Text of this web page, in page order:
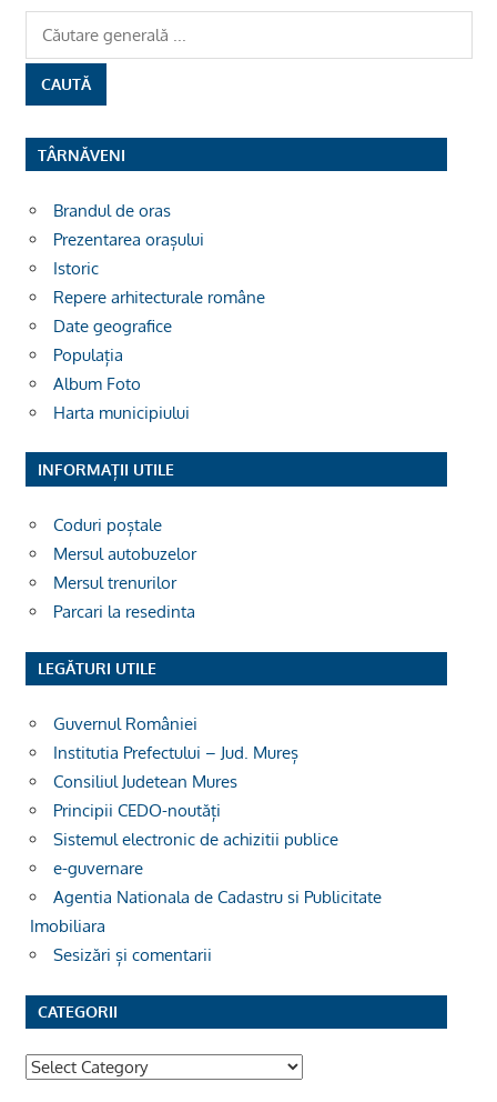
TÂRNĂVENI
Brandul de oras
Prezentarea orașului
Istoric
Repere arhitecturale române
Date geografice
Populația
Album Foto
Harta municipiului
INFORMAȚII UTILE
Coduri poștale
Mersul autobuzelor
Mersul trenurilor
Parcari la resedinta
LEGĂTURI UTILE
Guvernul României
Institutia Prefectului – Jud. Mureș
Consiliul Judetean Mures
Principii CEDO-noutăți
Sistemul electronic de achizitii publice
e-guvernare
Agentia Nationala de Cadastru si Publicitate
Imobiliara
Sesizări și comentarii
CATEGORII
Categorii